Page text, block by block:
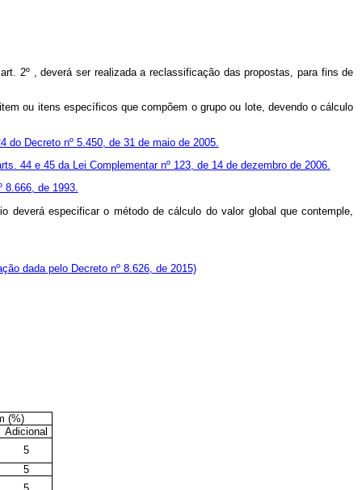
2º , deverá ser realizada a reclassificação das propostas, para fins de
ou itens específicos que compõem o grupo ou lote, devendo o cálculo
do Decreto nº 5.450, de 31 de maio de 2005.
44 e 45 da Lei Complementar nº 123, de 14 de dezembro de 2006.
8.666, de 1993.
deverá especificar o método de cálculo do valor global que contemple,
dada pelo Decreto nº 8.626, de 2015)
(%)
Adicional
5
5